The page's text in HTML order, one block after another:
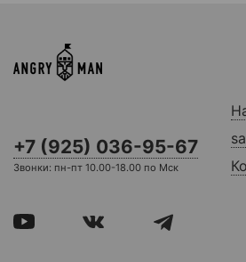
+7 (925) 036-95-67
Звонки: пн-пт 10.00-18.00 по Мск